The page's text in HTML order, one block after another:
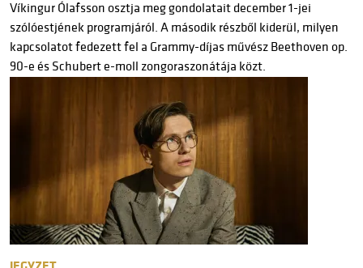
Víkingur Ólafsson osztja meg gondolatait december 1-jei
szólóestjének programjáról. A második részből kiderül, milyen
kapcsolatot fedezett fel a Grammy-díjas művész Beethoven op.
90-e és Schubert e-moll zongoraszonátája közt.